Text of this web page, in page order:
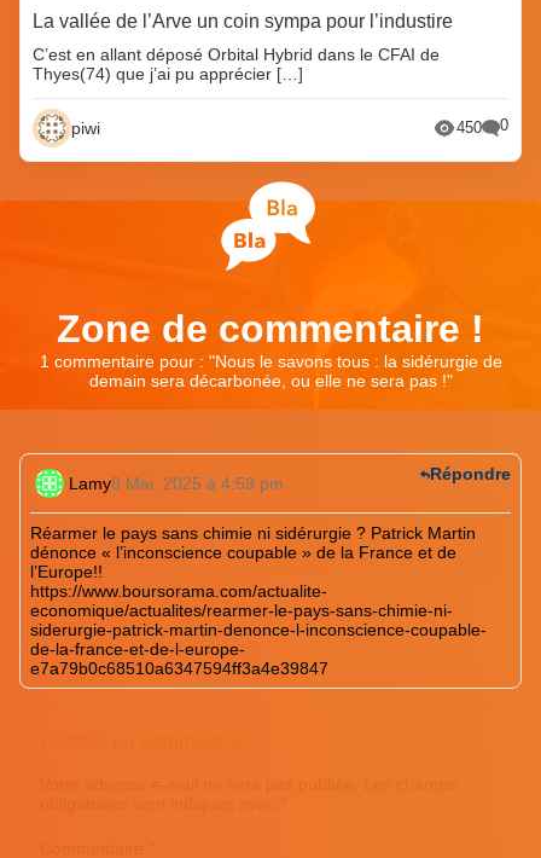
La vallée de l’Arve un coin sympa pour l’industire
C’est en allant déposé Orbital Hybrid dans le CFAI de
Thyes(74) que j’ai pu apprécier […]
piwi 450 0
Zone de commentaire !
1 commentaire pour : "Nous le savons tous : la sidérurgie de
demain sera décarbonée, ou elle ne sera pas !"
Lamy8 Mai. 2025 à 4:59 pm
Réarmer le pays sans chimie ni sidérurgie ? Patrick Martin
dénonce « l’inconscience coupable » de la France et de
l’Europe!!
https://www.boursorama.com/actualite-
economique/actualites/rearmer-le-pays-sans-chimie-ni-
siderurgie-patrick-martin-denonce-l-inconscience-coupable-
de-la-france-et-de-l-europe-
e7a79b0c68510a6347594ff3a4e39847
Répondre